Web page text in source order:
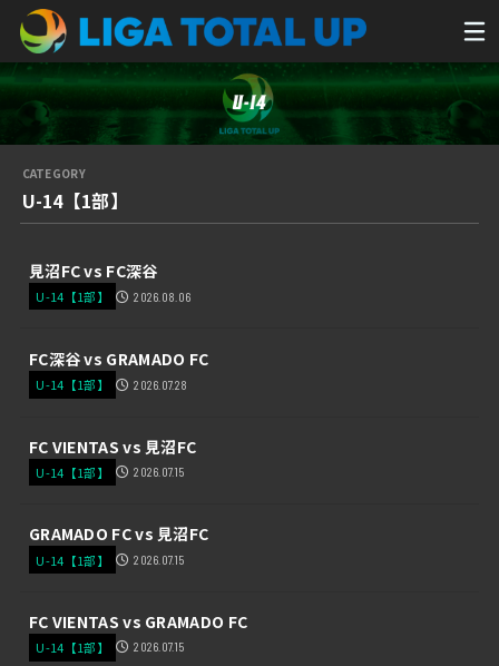
U-14【1部】
見沼FC vs FC深谷
U-14【1部】 2026.08.06
FC深谷 vs GRAMADO FC
U-14【1部】 2026.07.28
FC VIENTAS vs 見沼FC
U-14【1部】 2026.07.15
GRAMADO FC vs 見沼FC
U-14【1部】 2026.07.15
FC VIENTAS vs GRAMADO FC
U-14【1部】 2026.07.15